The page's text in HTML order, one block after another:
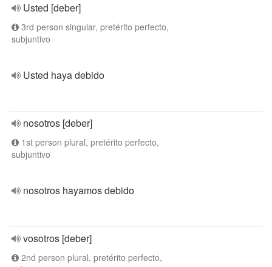
Usted [deber]
3rd person singular, pretérito perfecto,
subjuntivo
Usted haya debido
nosotros [deber]
1st person plural, pretérito perfecto,
subjuntivo
nosotros hayamos debido
vosotros [deber]
2nd person plural, pretérito perfecto,